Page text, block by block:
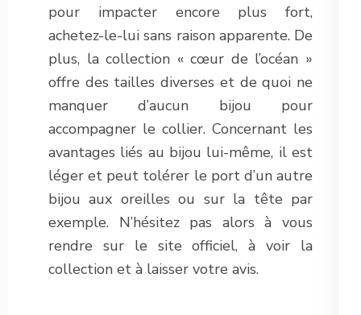
pour impacter encore plus fort,
achetez-le-lui sans raison apparente. De
plus, la collection « cœur de l’océan »
offre des tailles diverses et de quoi ne
manquer d’aucun bijou pour
accompagner le collier. Concernant les
avantages liés au bijou lui-même, il est
léger et peut tolérer le port d’un autre
bijou aux oreilles ou sur la tête par
exemple. N’hésitez pas alors à vous
rendre sur le site officiel, à voir la
collection et à laisser votre avis.